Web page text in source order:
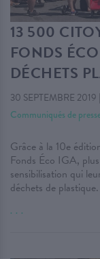
13 500
FONDS
DÉCHETS
30 SEPTEMBRE 2019 |
Communiqués de
Grâce à la 10e
Fonds Éco IGA,
sensibilisation qui
déchets de plastique.
. . .